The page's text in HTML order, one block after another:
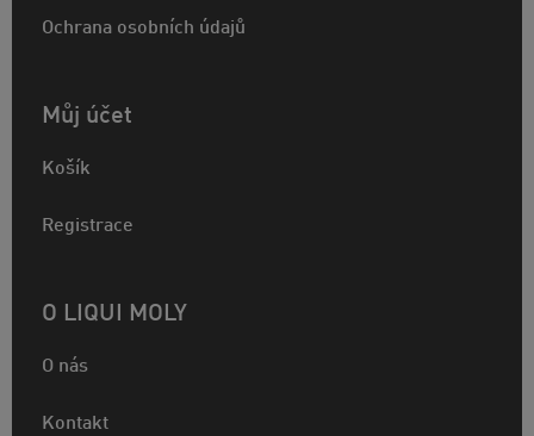
Ochrana osobních údajů
Můj účet
Košík
Registrace
O LIQUI MOLY
O nás
Kontakt